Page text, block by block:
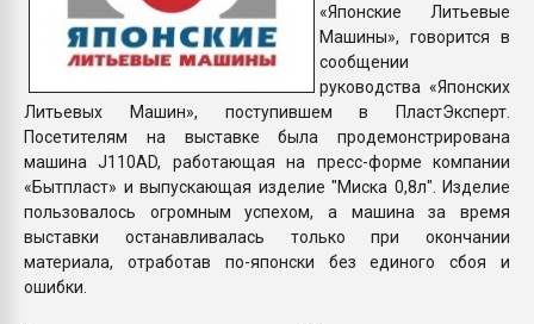
«Японские Литьевые
Машины», говорится в
сообщении
руководства «Японских
Литьевых Машин», поступившем в ПластЭксперт.
Посетителям на выставке была продемонстрирована
машина J110AD, работающая на пресс-форме компании
«Бытпласт» и выпускающая изделие "Миска 0,8л". Изделие
пользовалось огромным успехом, а машина за время
выставки останавливалась только при окончании
материала, отработав по-японски без единого сбоя и
ошибки.